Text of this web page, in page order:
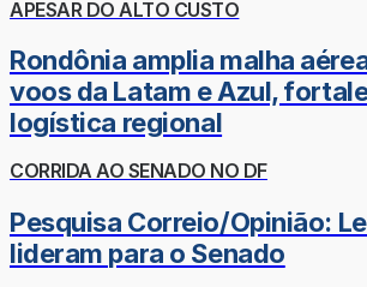
APESAR DO ALTO CUSTO
Rondônia amplia malha
voos da Latam e Azul,
logística regional
CORRIDA AO SENADO NO DF
Pesquisa Correio/Opinião:
lideram para o Senado